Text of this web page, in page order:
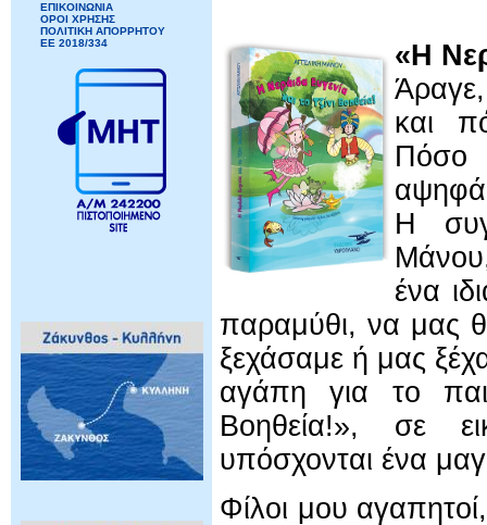
ΕΠΙΚΟΙΝΩΝΙΑ
ΟΡΟΙ ΧΡΗΣΗΣ
ΠΟΛΙΤΙΚΗ ΑΠΟΡΡΗΤΟΥ
ΕΕ 2018/334
«Η
και
Πόσο
αψηφά
Η
ένα
παραμύθι, να μας
ξεχάσαμε ή μας
αγάπη για το
Βοηθεία!», σε
υπόσχονται ένα
Φίλοι μου